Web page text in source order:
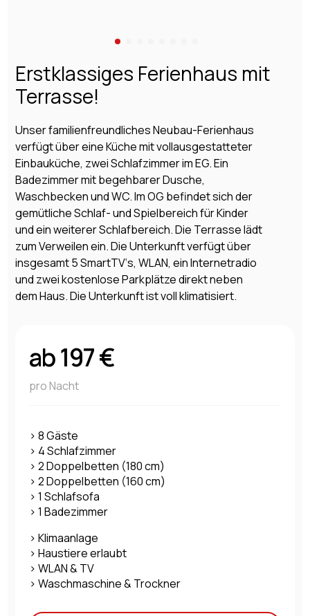
Erstklassiges Ferienhaus mit
Terrasse!
Unser familienfreundliches Neubau-Ferienhaus
verfügt über eine Küche mit vollausgestatteter
Einbauküche, zwei Schlafzimmer im EG. Ein
Badezimmer mit begehbarer Dusche,
Waschbecken und WC. Im OG befindet sich der
gemütliche Schlaf- und Spielbereich für Kinder
und ein weiterer Schlafbereich. Die Terrasse lädt
zum Verweilen ein. Die Unterkunft verfügt über
insgesamt 5 SmartTV‘s, WLAN, ein Internetradio
und zwei kostenlose Parkplätze direkt neben
dem Haus. Die Unterkunft ist voll klimatisiert.
ab 197 €
pro Nacht
> 8 Gäste
> 4 Schlafzimmer
> 2 Doppelbetten (180 cm)
> 2 Doppelbetten (160 cm)
> 1 Schlafsofa
> 1 Badezimmer
> Klimaanlage
> Haustiere erlaubt
> WLAN & TV
> Waschmaschine & Trockner